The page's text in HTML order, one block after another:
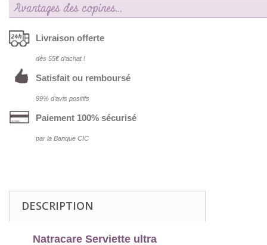
Avantages des copines…
Livraison offerte
dés 55€ d‘achat !
Satisfait ou remboursé
99% d‘avis positifs
Paiement 100% sécurisé
par la Banque CIC
DESCRIPTION
Natracare Serviette ultra